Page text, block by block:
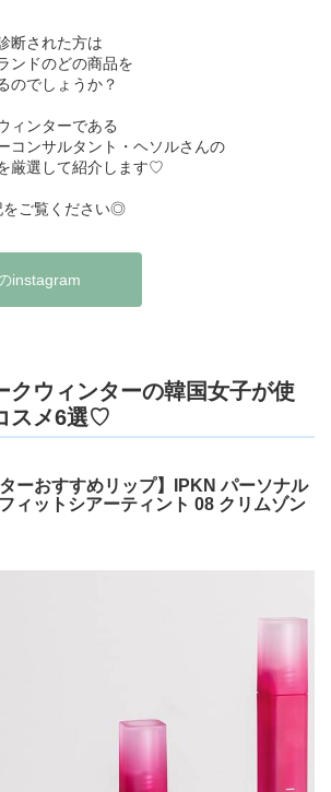
断された方は
ンドのどの商品を
のでしょうか？
ィンターである
コンサルタント・ヘソルさんの
厳選して紹介します♡
をご覧ください◎
instagram
クウィンターの韓国女子が使
スメ6選♡
ターおすすめリップ】IPKN パーソナル
ィットシアーティント 08 クリムゾン